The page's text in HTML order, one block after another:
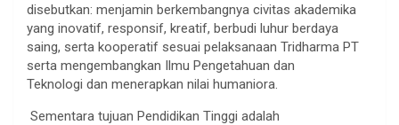
disebutkan: menjamin berkembangnya civitas akademika
yang inovatif, responsif, kreatif, berbudi luhur berdaya
saing, serta kooperatif sesuai pelaksanaan Tridharma PT
serta mengembangkan Ilmu Pengetahuan dan
Teknologi dan menerapkan nilai humaniora.
Sementara tujuan Pendidikan Tinggi adalah